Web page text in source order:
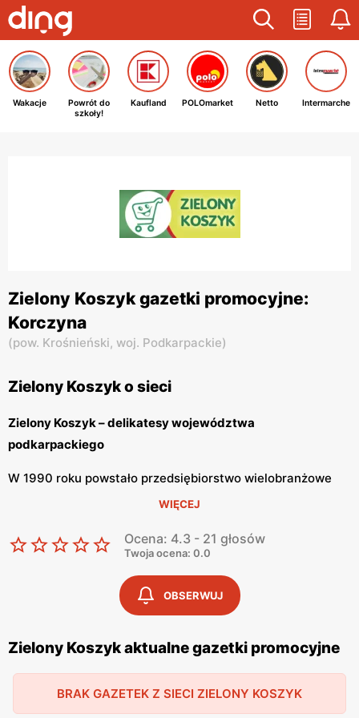
Wakacje
Powrót do
szkoły!
Kaufland POLOmarket Netto Intermarche
Zielony Koszyk gazetki promocyjne:
Korczyna
(pow. Krośnieński, woj. Podkarpackie)
Zielony Koszyk o sieci
Zielony Koszyk – delikatesy województwa
podkarpackiego
W 1990 roku powstało przedsiębiorstwo wielobranżowe
„Wenta” i od samego początku zajmowało się handlem
spożywczych. Firma ta dostarczała produkty do małych
sklepów na terenie województwa podkarpackiego i
województw ościennych. Działalność okazała się wielkim
sukcesem i w 1996 roku postanowiono otworzyć pierwsze
sklepów ogólnospożywczych, które na stałe wpisały się
krajobraz województwa podkarpackiego.
WIĘCEJ
Ocena: 4.3 - 21 głosów
Twoja ocena: 0.0
OBSERWUJ
Zielony Koszyk aktualne gazetki promocyjne
BRAK GAZETEK Z SIECI ZIELONY KOSZYK